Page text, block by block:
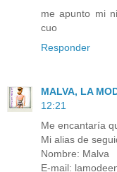
me apunto mi
cuo
Responder
MALVA, LA
12:21
Me encantaría
Mi alias de
Nombre: Malva
E-mail: